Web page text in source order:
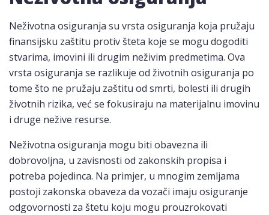
Neživotna osiguranja su vrsta osiguranja koja pružaju
finansijsku zaštitu protiv šteta koje se mogu dogoditi
stvarima, imovini ili drugim neživim predmetima. Ova
vrsta osiguranja se razlikuje od životnih osiguranja po
tome što ne pružaju zaštitu od smrti, bolesti ili drugih
životnih rizika, već se fokusiraju na materijalnu imovinu
i druge nežive resurse.
Neživotna osiguranja mogu biti obavezna ili
dobrovoljna, u zavisnosti od zakonskih propisa i
potreba pojedinca. Na primjer, u mnogim zemljama
postoji zakonska obaveza da vozači imaju osiguranje
odgovornosti za štetu koju mogu prouzrokovati